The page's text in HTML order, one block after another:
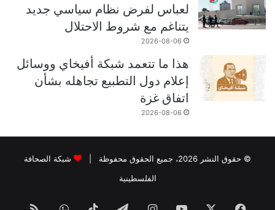
لعباس لفرض نظام سياسي جديد
يتناغم مع شروط الاحتلال
2026-08-06
هذا ما تتعمد شبكة أفيخاي ووسائل
إعلام دول التطبيع تجاهله بشأن
اتفاق غزة
2026-08-06
© حقوق النشر 2026، جميع الحقوق محفوظة |
شبكة الصحافة
الفلسطينية